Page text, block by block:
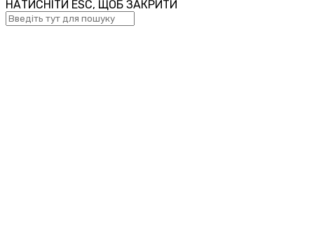
НАТИСНІТИ ESC, ЩОБ ЗАКРИТИ